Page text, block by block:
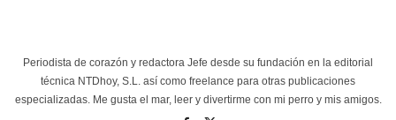
Periodista de corazón y redactora Jefe desde su fundación en la editorial
técnica NTDhoy, S.L. así como freelance para otras publicaciones
especializadas. Me gusta el mar, leer y divertirme con mi perro y mis amigos.